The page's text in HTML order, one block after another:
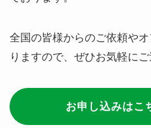
全国の皆様からのご依頼や
りますので、ぜひお気軽にご
お申し込みはこ